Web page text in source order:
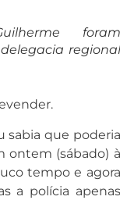
foram
regional
sabia que poderia
ontem (sábado) à
tempo e agora
a polícia apenas